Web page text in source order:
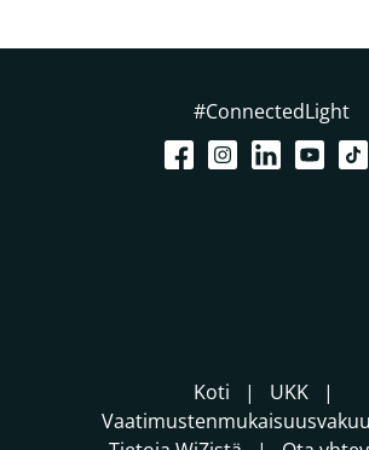
#ConnectedLight
Koti
UKK